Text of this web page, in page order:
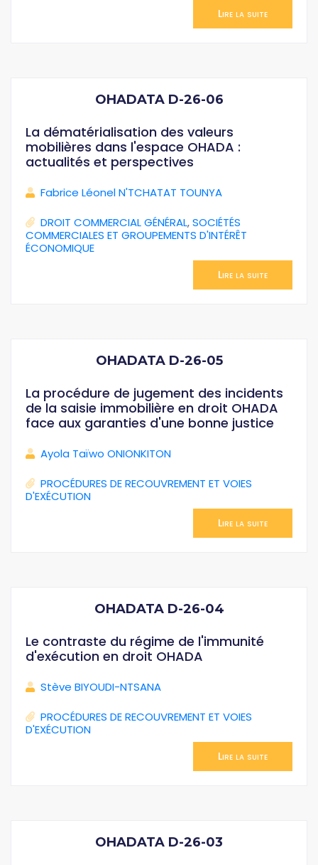
Lire la suite
OHADATA D-26-06
La dématérialisation des valeurs
mobilières dans l'espace OHADA :
actualités et perspectives
Fabrice Léonel N'TCHATAT TOUNYA
DROIT COMMERCIAL GÉNÉRAL,SOCIÉTÉS
COMMERCIALES ET GROUPEMENTS D'INTÉRÊT
ÉCONOMIQUE
Lire la suite
OHADATA D-26-05
La procédure de jugement des incidents
de la saisie immobilière en droit OHADA
face aux garanties d'une bonne justice
Ayola Taïwo ONIONKITON
PROCÉDURES DE RECOUVREMENT ET VOIES
D'EXÉCUTION
Lire la suite
OHADATA D-26-04
Le contraste du régime de l'immunité
d'exécution en droit OHADA
Stève BIYOUDI-NTSANA
PROCÉDURES DE RECOUVREMENT ET VOIES
D'EXÉCUTION
Lire la suite
OHADATA D-26-03